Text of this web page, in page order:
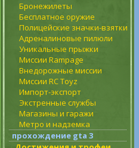
Бронежилеты
Бесплатное оружие
Полицейские значки-взятки
Адреналиновые пилюли
Уникальные прыжки
Миссии Rampage
Внедорожные миссии
Миссии RC Toyz
Импорт-экспорт
Экстренные службы
Магазины и гаражи
Метро и надземка
прохождение gta 3